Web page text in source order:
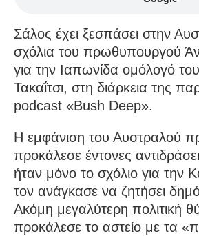
Σάλος έχει ξεσπάσει στην
σχόλια του πρωθυπουργού
για την Ιαπωνίδα ομόλογό
Τακαΐτσι, στη διάρκεια της
podcast «Bush Deep».
Η εμφάνιση του Αυστραλού
προκάλεσε έντονες
ήταν μόνο το σχόλιο για την
τον ανάγκασε να ζητήσει
Ακόμη μεγαλύτερη πολιτική
προκάλεσε το αστείο με τα